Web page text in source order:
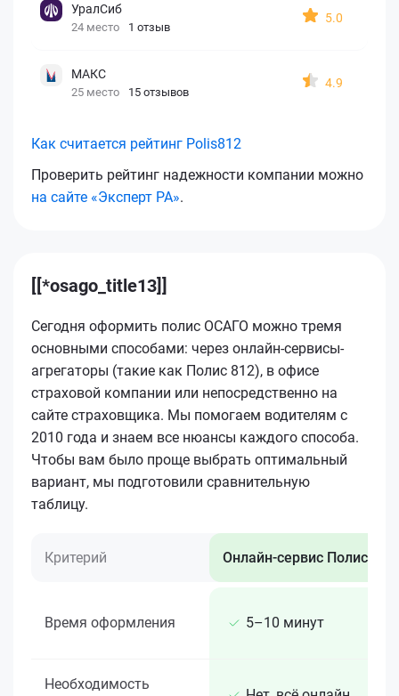
УралСиб
24 место 1 отзыв
5.0
МАКС
25 место 15 отзывов
4.9
Как считается рейтинг Polis812
Проверить рейтинг надежности компании можно
на сайте «Эксперт РА».
[[*osago_title13]]
Сегодня оформить полис ОСАГО можно тремя
основными способами: через онлайн-сервисы-
агрегаторы (такие как Полис 812), в офисе
страховой компании или непосредственно на
сайте страховщика. Мы помогаем водителям с
2010 года и знаем все нюансы каждого способа.
Чтобы вам было проще выбрать оптимальный
вариант, мы подготовили сравнительную
таблицу.
Критерий Онлайн-сервис Полис 812
Время оформления 5–10 минут
Необходимость